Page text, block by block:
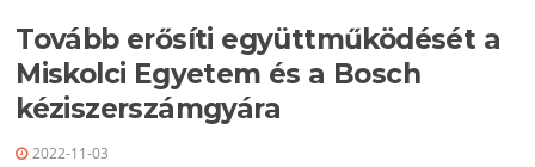
Tovább erősíti együttműködését a
Miskolci Egyetem és a Bosch
kéziszerszámgyára
2022-11-03